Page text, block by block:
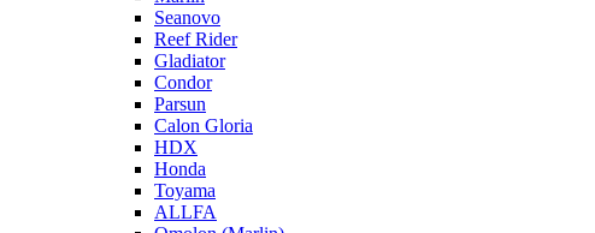
Seanovo
Reef Rider
Gladiator
Condor
Parsun
Calon Gloria
HDX
Honda
Toyama
ALLFA